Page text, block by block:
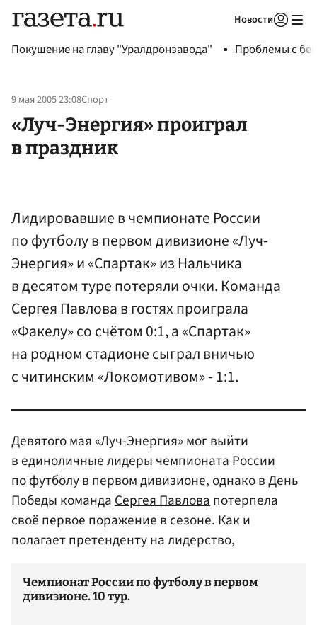
Новости
Покушение на главу "Уралдронзавода" Проблемы с
9 мая 2005 23:08Спорт
«Луч-Энергия» проиграл
в праздник
Лидировавшие в чемпионате России
по футболу в первом дивизионе «Луч-
Энергия» и «Спартак» из Нальчика
в десятом туре потеряли очки. Команда
Сергея Павлова в гостях проиграла
«Факелу» со счётом 0:1, а «Спартак»
на родном стадионе сыграл вничью
с читинским «Локомотивом» - 1:1.
Девятого мая «Луч-Энергия» мог выйти
в единоличные лидеры чемпионата России
по футболу в первом дивизионе, однако в День
Победы команда Сергея Павлова потерпела
своё первое поражение в сезоне. Как и
полагает претенденту на лидерство,
Чемпионат России по футболу в первом
дивизионе. 10 тур.